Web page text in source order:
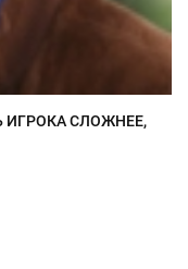
ИГРОКА СЛОЖНЕЕ,